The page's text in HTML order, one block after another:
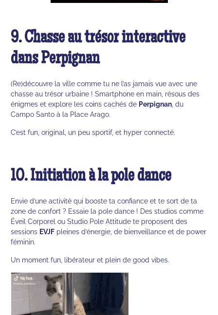
9. Chasse au trésor interactive
dans Perpignan
(Re)découvre la ville comme tu ne l’as jamais vue avec une
chasse au trésor urbaine ! Smartphone en main, résous des
énigmes et explore les coins cachés de Perpignan , du
Campo Santo à la Place Arago.
C’est fun, original, un peu sportif, et hyper connecté.
10. Initiation à la pole dance
Envie d’une activité qui booste ta confiance et te sort de ta
zone de confort ? Essaie la pole dance ! Des studios comme
Éveil Corporel ou Studio Pole Attitude te proposent des
sessions EVJF pleines d’énergie, de bienveillance et de power
féminin.
Un moment fun, libérateur et plein de good vibes.